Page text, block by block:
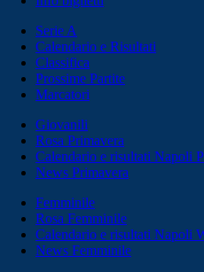
Serie A
Calendario e Risultati
Classifica
Prossime Partite
Marcatori
Giovanili
Rosa Primavera
Calendario e risultati Napoli
News Primavera
Femminile
Rosa Femminile
Calendario e risultati Napoli
News Femminile